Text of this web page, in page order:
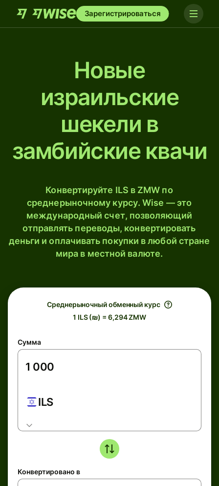
Зарегистрироваться
Новые
израильские
шекели в
замбийские квачи
Конвертируйте ILS в ZMW по
среднерыночному курсу. Wise — это
международный счет, позволяющий
отправлять переводы, конвертировать
деньги и оплачивать покупки в любой стране
мира в местной валюте.
Среднерыночный обменный курс
1 ILS (₪) = 6,294 ZMW
Сумма
ILS
Конвертировано в